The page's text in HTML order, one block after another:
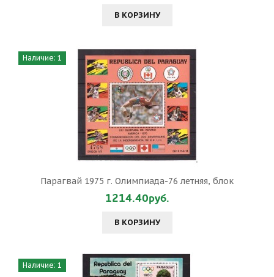
В КОРЗИНУ
Наличие: 1
Парагвай 1975 г. Олимпиада-76 летняя, блок
1214.40руб.
В КОРЗИНУ
Наличие: 1